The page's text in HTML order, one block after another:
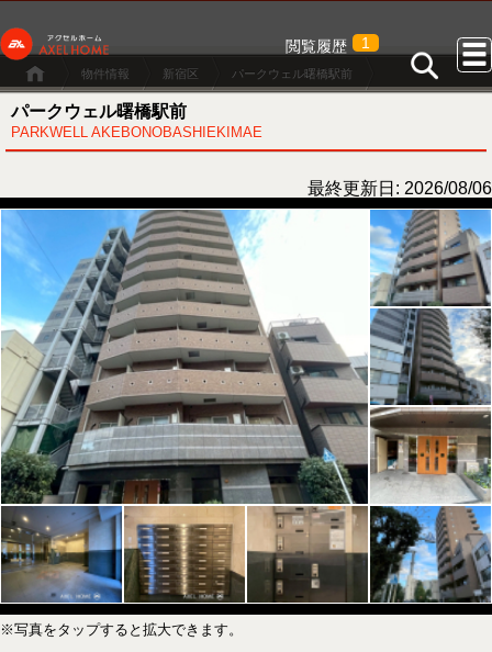
閲覧履歴 1
物件情報 新宿区 パークウェル曙橋駅前
パークウェル曙橋駅前
PARKWELL AKEBONOBASHIEKIMAE
最終更新日: 2026/08/06
※写真をタップすると拡大できます。